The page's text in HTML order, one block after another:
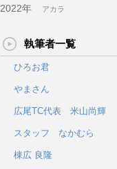
2022年 アカラ
執筆者一覧
ひろお君
やまさん
広尾TC代表 米山尚輝
スタッフ なかむら
棟広 良隆